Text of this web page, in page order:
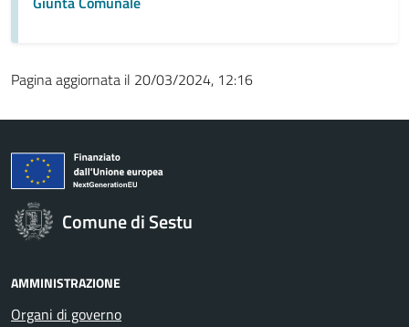
Pagina aggiornata il 20/03/2024, 12:16
Comune di Sestu
AMMINISTRAZIONE
Organi di governo